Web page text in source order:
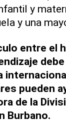
y
y una
entre el
pueden
de la
Burbano.